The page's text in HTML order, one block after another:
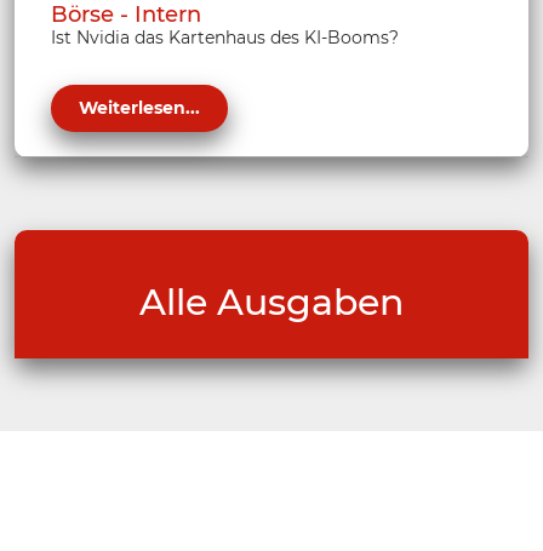
Börse - Intern
Ist Nvidia das Kartenhaus des KI-Booms?
Weiterlesen...
Alle Ausgaben